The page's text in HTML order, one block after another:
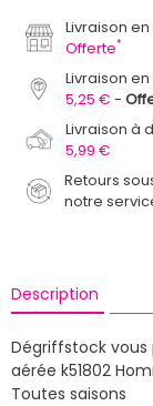
Livraison
Offerte*
Livraison
5,25 €
Livraison à
5,99 €
Retours
notre
Description
Dégriffstock vous
aérée k51802
Toutes saisons